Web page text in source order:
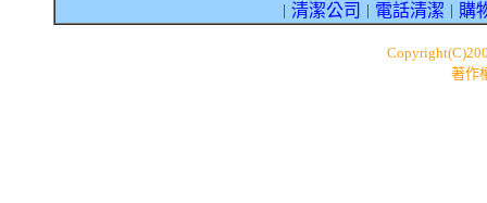
清潔公司 電話清潔 購
著作